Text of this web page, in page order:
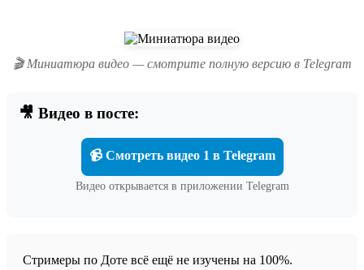
🎬 Миниатюра видео — смотрите полную версию в Telegram
🎥 Видео в посте:
📹 Смотреть видео 1 в Telegram
Видео открывается в приложении Telegram
Стримеры по Доте всё ещё не изучены на 100%.